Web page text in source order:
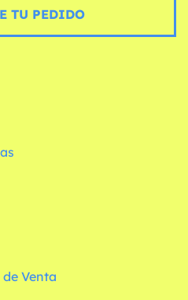
TU PEDIDO
Venta